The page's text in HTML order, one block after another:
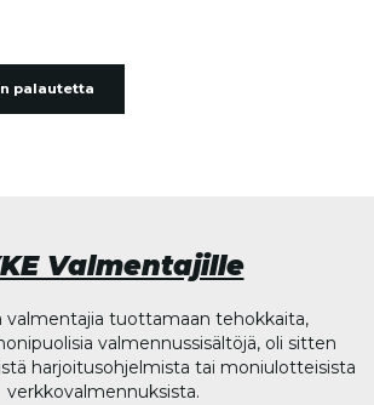
palautetta
Valmentajille
valmentajia tuottamaan tehokkaita,
valmennussisältöjä, oli sitten
harjoitusohjelmista tai moniulotteisista
verkkovalmennuksista.